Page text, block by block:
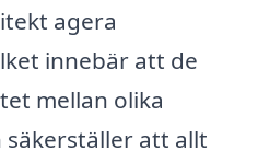
agera
innebär att de
mellan olika
att allt